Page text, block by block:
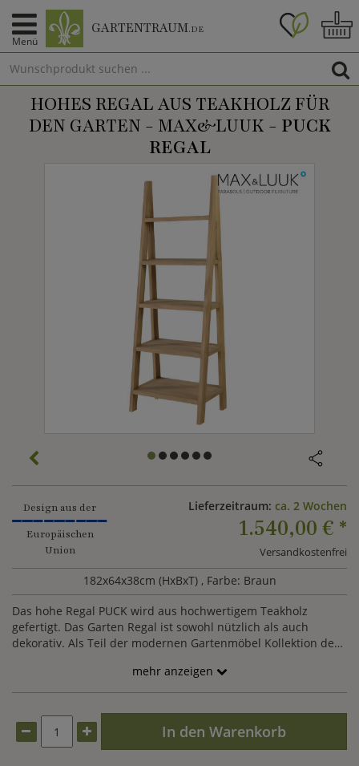
Menü
GARTENTRAUM.DE
HOHES REGAL AUS TEAKHOLZ FÜR
DEN GARTEN - MAX&LUUK - PUCK
REGAL
Design aus der
Europäischen
Union
Lieferzeitraum: ca. 2 Wochen
1.540,00 € *
Versandkostenfrei
182x64x38cm (HxBxT) , Farbe: Braun
Das hohe Regal PUCK wird aus hochwertigem Teakholz
gefertigt. Das Garten Regal ist sowohl nützlich als auch
dekorativ. Als Teil der modernen Gartenmöbel Kollektion des
mit hochwertigen Materialien und erstklassiger Verarbeitung.
mehr anzeigen
In den Warenkorb